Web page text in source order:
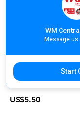
D19. Deep-Fried
& Sour Sauce | គាវ
云吞
US$5.50
WM
Message us
Start